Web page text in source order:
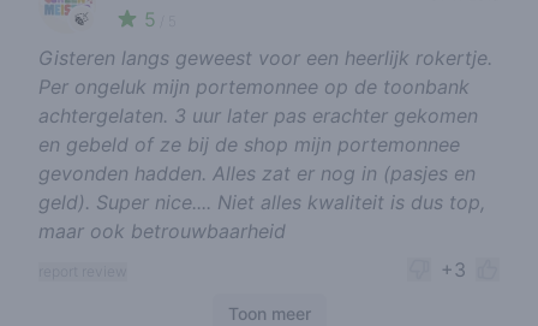
🍃 5
Gisteren langs geweest voor een heerlijk rokertje.
Per ongeluk mijn portemonnee op de toonbank
achtergelaten. 3 uur later pas erachter gekomen
en gebeld of ze bij de shop mijn portemonnee
gevonden hadden. Alles zat er nog in (pasjes en
geld). Super nice.... Niet alles kwaliteit is dus top,
maar ook betrouwbaarheid
+3
Toon meer